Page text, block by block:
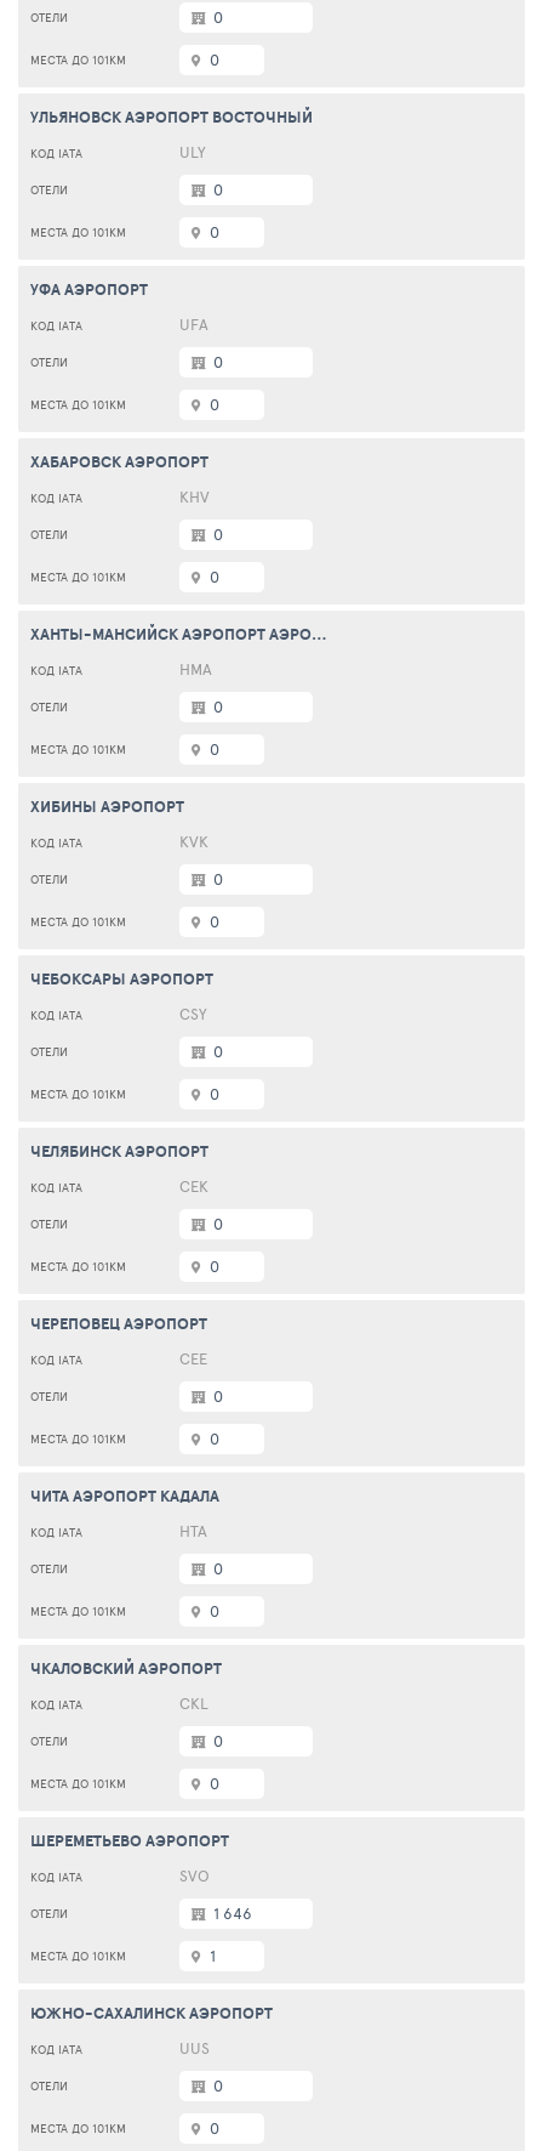
0
0
УЛЬЯНОВСК АЭРОПОРТ ВОСТОЧНЫЙ
ULY
0
0
УФА АЭРОПОРТ
UFA
0
0
ХАБАРОВСК АЭРОПОРТ
KHV
0
0
ХАНТЫ-МАНСИЙСК АЭРОПОРТ АЭРОПОРТ
HMA
0
0
ХИБИНЫ АЭРОПОРТ
KVK
0
0
ЧЕБОКСАРЫ АЭРОПОРТ
CSY
0
0
ЧЕЛЯБИНСК АЭРОПОРТ
CEK
0
0
ЧЕРЕПОВЕЦ АЭРОПОРТ
CEE
0
0
ЧИТА АЭРОПОРТ КАДАЛА
HTA
0
0
ЧКАЛОВСКИЙ АЭРОПОРТ
CKL
0
0
ШЕРЕМЕТЬЕВО АЭРОПОРТ
SVO
1 646
1
ЮЖНО-САХАЛИНСК АЭРОПОРТ
UUS
0
0